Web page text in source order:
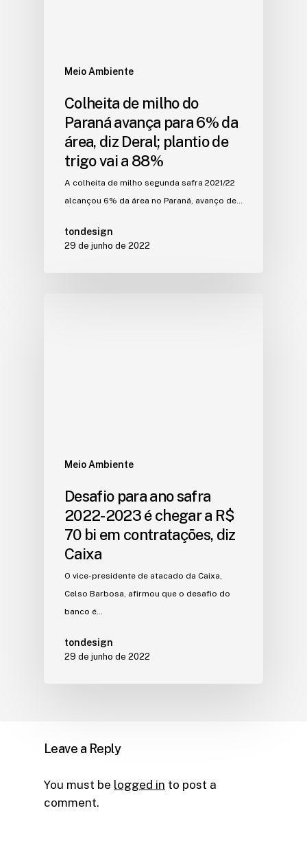
Meio Ambiente
Colheita de milho do
Paraná avança para 6% da
área, diz Deral; plantio de
trigo vai a 88%
A colheita de milho segunda safra 2021/22
alcançou 6% da área no Paraná, avanço de…
tondesign
29 de junho de 2022
Meio Ambiente
Desafio para ano safra
2022-2023 é chegar a R$
70 bi em contratações, diz
Caixa
O vice-presidente de atacado da Caixa,
Celso Barbosa, afirmou que o desafio do
banco é…
tondesign
29 de junho de 2022
Leave a Reply
You must be logged in to post a
comment.